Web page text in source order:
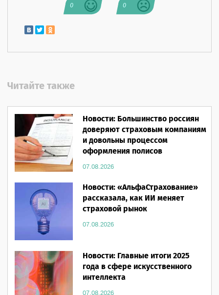
0 0
Читайте также
Новости: Большинство россиян
доверяют страховым компаниям
и довольны процессом
оформления полисов
07.08.2026
Новости: «АльфаСтрахование»
рассказала, как ИИ меняет
страховой рынок
07.08.2026
Новости: Главные итоги 2025
года в сфере искусственного
интеллекта
07.08.2026